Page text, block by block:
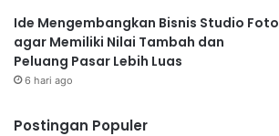
Ide Mengembangkan Bisnis Studio Foto
agar Memiliki Nilai Tambah dan
Peluang Pasar Lebih Luas
6 hari ago
Postingan Populer